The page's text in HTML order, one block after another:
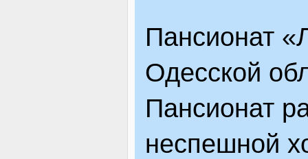
ВІДВІДУВАЧАМПансионат
Одесской
Пансионат
неспешной